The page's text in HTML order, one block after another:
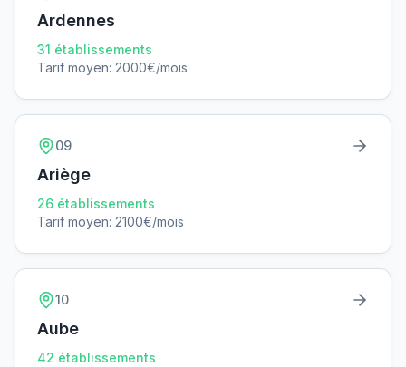
Ardennes
31 établissements
Tarif moyen: 2000€/mois
09
Ariège
26 établissements
Tarif moyen: 2100€/mois
10
Aube
42 établissements